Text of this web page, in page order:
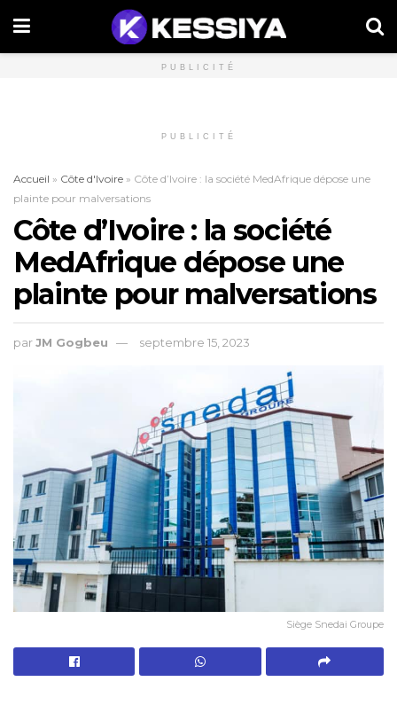
PUBLICITÉ
PUBLICITÉ
Accueil » Côte d'Ivoire » Côte d’Ivoire : la société MedAfrique dépose une
plainte pour malversations
Côte d’Ivoire : la société
MedAfrique dépose une
plainte pour malversations
parJM Gogbeu septembre 15, 2023
Siège Snedai Groupe